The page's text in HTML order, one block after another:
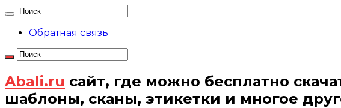
Обратная связь
Abali.ru сайт, где можно бесплатно
шаблоны, сканы, этикетки и многое